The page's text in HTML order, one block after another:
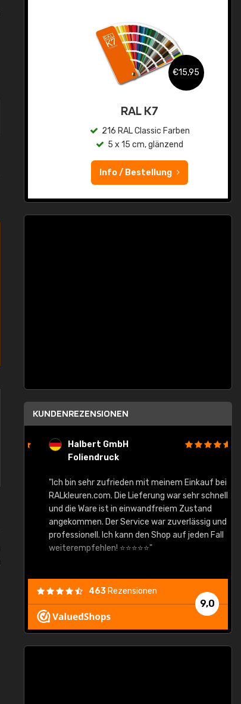
€15,95
RAL K7
216 RAL Classic Farben
5 x 15 cm, glänzend
Info / Bestellung
KUNDENREZENSIONEN
Halbert GmbH
Foliendruck
"Ich bin sehr zufrieden mit meinem Einkauf bei
RALkleuren.com. Die Lieferung war sehr schnell
und die Ware ist in einwandfreiem Zustand
angekommen. Der Service war zuverlässig und
professionell. Ich kann den Shop auf jeden Fall
weiterempfehlen! ⭐⭐⭐⭐⭐"
9,0
463 Rezensionen